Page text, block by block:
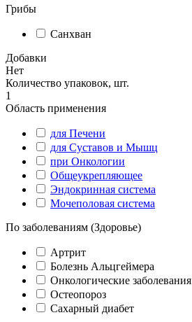
Грибы
Санхван
Добавки
Нет
Количество упаковок, шт.
1
Область применения
для Печени
для Суставов и Мышц
при Онкологии
Общеукрепляющее
Эндокринная система
Мочеполовая система
По заболеваниям (Здоровье)
Артрит
Болезнь Альцгеймера
Онкологические заболевания
Остеопороз
Сахарный диабет